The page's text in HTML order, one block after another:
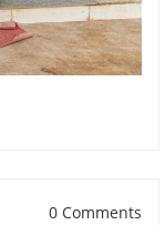
0 Comments